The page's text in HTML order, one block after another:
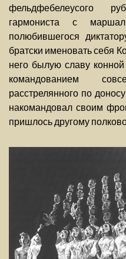
фельдфебелеусого
гармониста с
полюбившегося
братски именовать себя
него былую славу
командованием
расстрелянного по
накомандовал своим
пришлось другому